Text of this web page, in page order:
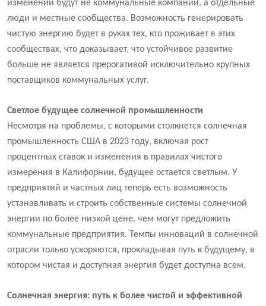
изменений будут не коммунальные компании, а отдельные
люди и местные сообщества. Возможность генерировать
чистую энергию будет в руках тех, кто проживает в этих
сообществах, что доказывает, что устойчивое развитие
больше не является прерогативой исключительно крупных
поставщиков коммунальных услуг.
Светлое будущее солнечной промышленности
Несмотря на проблемы, с которыми столкнется солнечная
промышленность США в 2023 году, включая рост
процентных ставок и изменения в правилах чистого
измерения в Калифорнии, будущее остается светлым. У
предприятий и частных лиц теперь есть возможность
устанавливать и строить собственные системы солнечной
энергии по более низкой цене, чем могут предложить
коммунальные предприятия. Темпы инноваций в солнечной
отрасли только ускоряются, прокладывая путь к будущему, в
котором чистая и доступная энергия будет доступна всем.
Солнечная энергия: путь к более чистой и эффективной